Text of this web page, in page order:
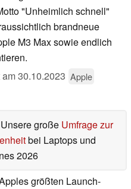
"Unheimlich schnell"
brandneue
M3 Max sowie endlich
30.10.2023 Apple
Unsere große Umfrage zur
bei Laptops und
2026
größten Launch-